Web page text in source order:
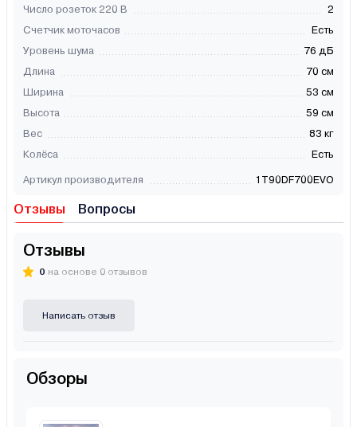
Число розеток 220 В
2
Счетчик моточасов
Есть
Уровень шума
76 дБ
Длина
70 см
Ширина
53 см
Высота
59 см
Вес
83 кг
Колёса
Есть
Артикул производителя 1T90DF700EVO
Отзывы Вопросы
Отзывы
0 на основе 0 отзывов
Написать отзыв
Обзоры